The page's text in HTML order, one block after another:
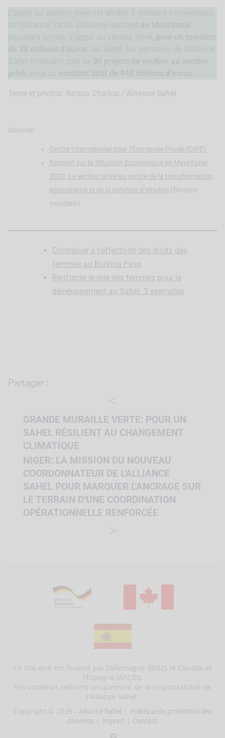
Texte et photos: Raissa Chaitou / Alliance Sahel
Sources:
Centre International pour l’Entreprise Privée (CIPE)
Rapport sur la Situation Economique en Mauritanie
2022: Le secteur privé au centre de la transformation
économique et de la création d’emplois (Banque
mondiale)
Contribuer à l’effectivité des droits des
femmes au Burkina Faso
Renforcer le rôle des femmes pour le
développement au Sahel: 3 exemples
Partager :
GRANDE MURAILLE VERTE: POUR UN
SAHEL RÉSILIENT AU CHANGEMENT
CLIMATIQUE
NIGER: LA MISSION DU NOUVEAU
COORDONNATEUR DE L’ALLIANCE
SAHEL POUR MARQUER L’ANCRAGE SUR
LE TERRAIN D’UNE COORDINATION
OPÉRATIONNELLE RENFORCÉE
Ce site web est financé par l’Allemagne (BMZ), le Canada et
l’Espagne (AECID).
Ses contenus relèvent uniquement de la responsabilité de
l’Alliance Sahel.
Copyright © 2026 - Alliance Sahel
Politique de protection des
données
Imprint Contact